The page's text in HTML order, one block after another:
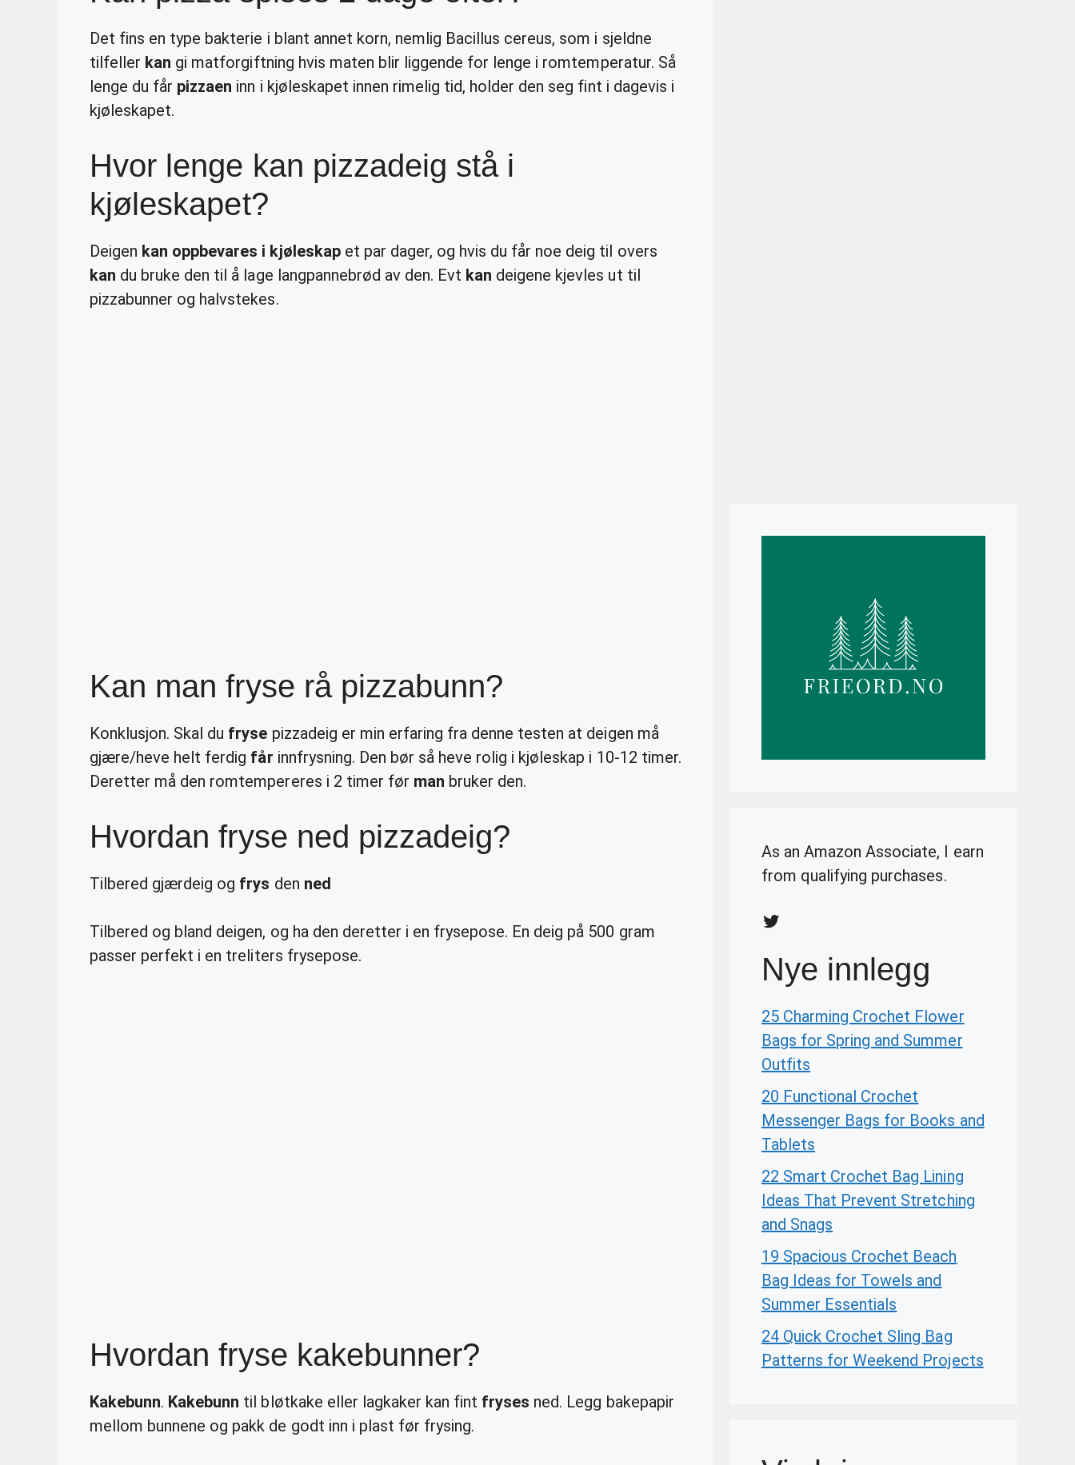
Det fins en type bakterie i blant annet korn, nemlig Bacillus cereus, som i sjeldne
tilfeller kan gi matforgiftning hvis maten blir liggende for lenge i romtemperatur. Så
lenge du får pizzaen inn i kjøleskapet innen rimelig tid, holder den seg fint i dagevis i
kjøleskapet.
Hvor lenge kan pizzadeig stå i
kjøleskapet?
Deigen kan oppbevares i kjøleskapet par dager, og hvis du får noe deig til overs
kan du bruke den til å lage langpannebrød av den. Evt kan deigene kjevles ut til
pizzabunner og halvstekes.
Kan man fryse rå pizzabunn?
Konklusjon. Skal du fryse pizzadeig er min erfaring fra denne testen at deigen må
gjære/heve helt ferdig får innfrysning. Den bør så heve rolig i kjøleskap i 10-12 timer.
Deretter må den romtempereres i 2 timer før man bruker den.
Hvordan fryse ned pizzadeig?
Tilbered gjærdeig og frys den ned
Tilbered og bland deigen, og ha den deretter i en frysepose. En deig på 500 gram
passer perfekt i en treliters frysepose.
Hvordan fryse kakebunner?
Kakebunn. Kakebunn til bløtkake eller lagkaker kan fint fryses ned. Legg bakepapir
mellom bunnene og pakk de godt inn i plast før frysing.
As an Amazon Associate, I earn
from qualifying purchases.
Twitter
Nye innlegg
25 Charming Crochet Flower
Bags for Spring and Summer
Outfits
20 Functional Crochet
Messenger Bags for Books and
Tablets
22 Smart Crochet Bag Lining
Ideas That Prevent Stretching
and Snags
19 Spacious Crochet Beach
Bag Ideas for Towels and
Summer Essentials
24 Quick Crochet Sling Bag
Patterns for Weekend Projects